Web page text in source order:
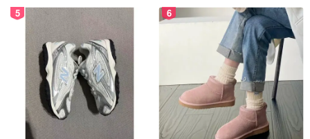
购买
Recovery Essence Excellent
5 6